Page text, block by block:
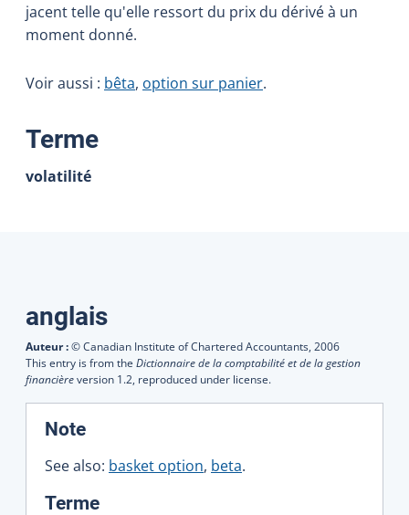
jacent telle qu'elle ressort du prix du dérivé à un
moment donné.
Voir aussi : bêta, option sur panier.
Terme:
volatilité
Traductions
anglais
Auteur :© Canadian Institute of Chartered Accountants, 2006
This entry is from the Dictionnaire de la comptabilité et de la gestion
financièreversion 1.2, reproduced under license.
Note:
See also: basket option, beta.
Terme: